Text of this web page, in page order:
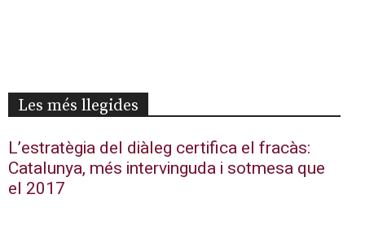
Les més llegides
L’estratègia del diàleg certifica el fracàs:
Catalunya, més intervinguda i sotmesa que
el 2017